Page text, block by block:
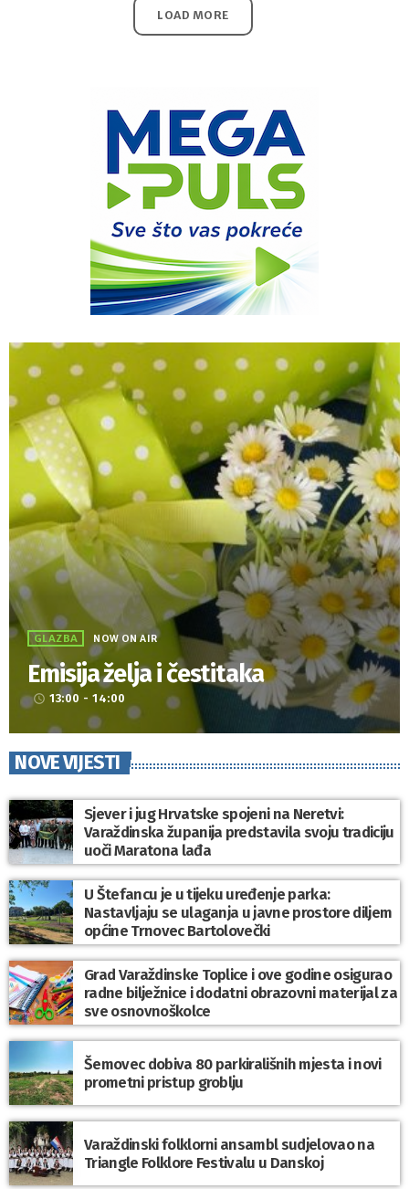
LOAD MORE
GLAZBA NOW ON AIR
Emisija želja i čestitaka
access_time 13:00 - 14:00
NOVE VIJESTI
Sjever i jug Hrvatske spojeni na Neretvi:
Varaždinska županija predstavila svoju tradiciju
uoči Maratona lađa
U Štefancu je u tijeku uređenje parka:
Nastavljaju se ulaganja u javne prostore diljem
općine Trnovec Bartolovečki
Grad Varaždinske Toplice i ove godine osigurao
radne bilježnice i dodatni obrazovni materijal za
sve osnovnoškolce
Šemovec dobiva 80 parkirališnih mjesta i novi
prometni pristup groblju
Varaždinski folklorni ansambl sudjelovao na
Triangle Folklore Festivalu u Danskoj